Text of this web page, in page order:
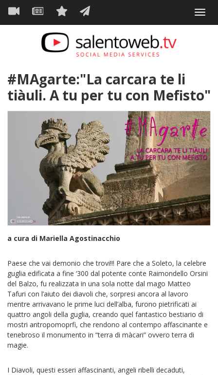
Salta
contenuto
Navigazione
principale
#MAgarte:"La carcara te li
tiàuli. A tu per tu con Mefisto"
a cura di Mariella Agostinacchio
Paese che vai demonio che trovi!!! Pare che a Soleto, la celebre
guglia edificata a fine ‘300 dal potente conte Raimondello Orsini
del Balzo, fu realizzata in una sola notte dal mago Matteo
Tafuri con l’aiuto dei diavoli che, sorpresi ancora al lavoro
mentre arrivavano le prime luci dell’alba, furono pietrificati ai
quattro angoli della guglia, creando quel fantastico bestiario di
mostri antropomoprfi, che rendono al contempo affascinante e
tenebroso il monumento in “terra di màcari” ovvero terra di
magie.
I Diavoli, questi esseri affascinanti, angeli ribelli decaduti,